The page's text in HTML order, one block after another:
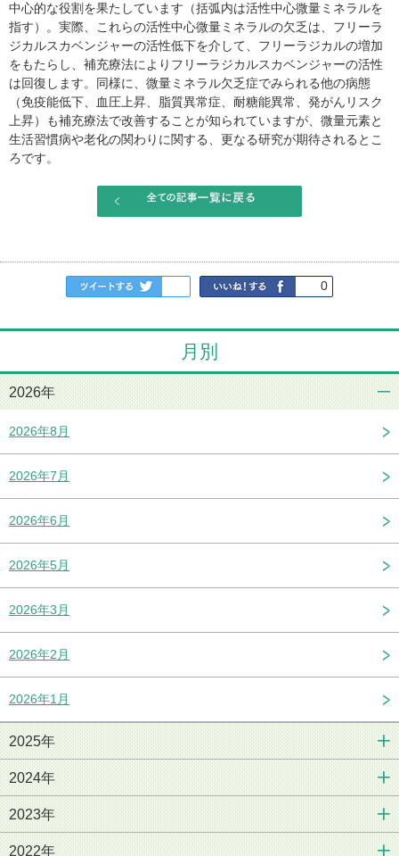
中心的な役割を果たしています（括弧内は活性中心微量ミネラルを
指す）。実際、これらの活性中心微量ミネラルの欠乏は、フリーラ
ジカルスカベンジャーの活性低下を介して、フリーラジカルの増加
をもたらし、補充療法によりフリーラジカルスカベンジャーの活性
は回復します。同様に、微量ミネラル欠乏症でみられる他の病態
（免疫能低下、血圧上昇、脂質異常症、耐糖能異常、発がんリスク
上昇）も補充療法で改善することが知られていますが、微量元素と
生活習慣病や老化の関わりに関する、更なる研究が期待されるとこ
ろです。
0
月別
2026年
2026年8月
2026年7月
2026年6月
2026年5月
2026年3月
2026年2月
2026年1月
2025年
2024年
2023年
2022年